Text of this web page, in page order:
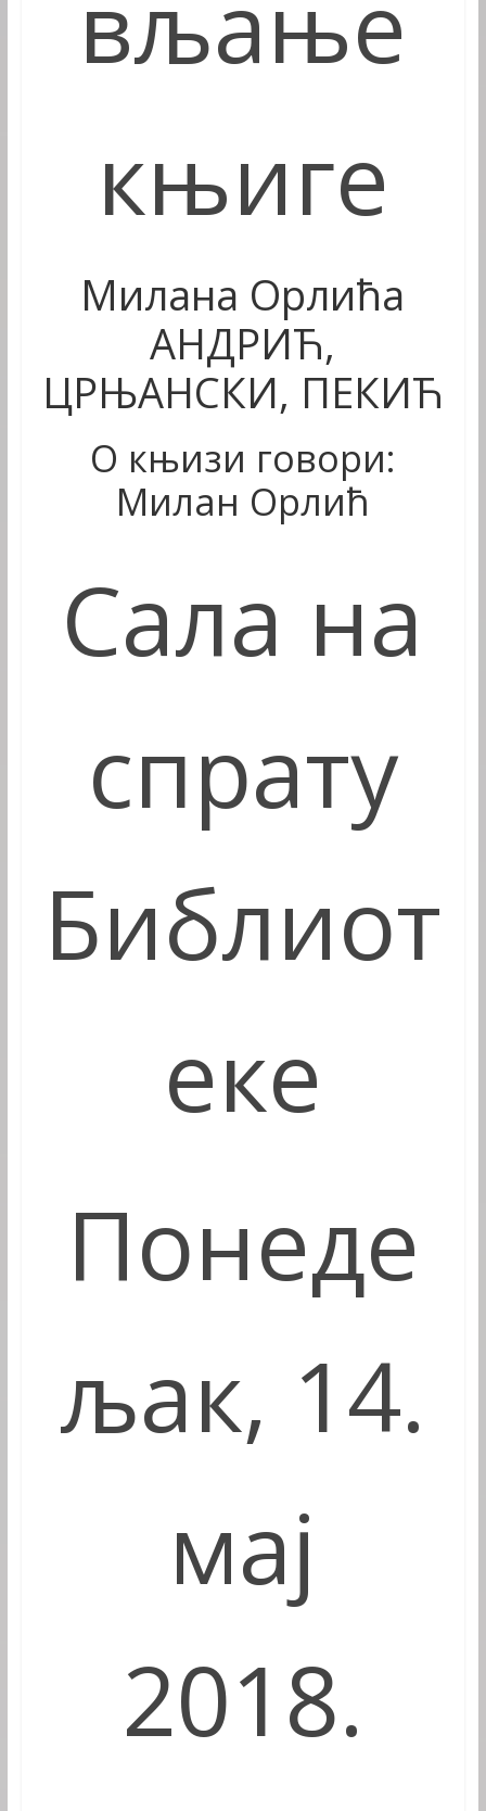
књиге
Милана Орлића
АНДРИЋ,
ЦРЊАНСКИ, ПЕКИЋ
О књизи говори:
Милан Орлић
Сала на
спрату
Библиот
еке
Понеде
љак, 14.
мај
2018.